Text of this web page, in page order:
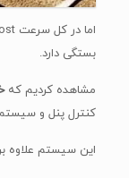
بستگی دارد.
مشاهده کردیم که
کنترل پنل و
این سیستم علاوه